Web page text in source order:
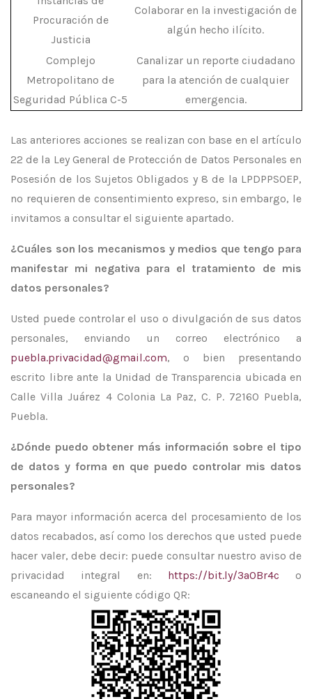
Procuración de
Justicia
Colaborar en la investigación de
algún hecho ilícito.
Complejo
Metropolitano de
Seguridad Pública C-5
Canalizar un reporte ciudadano
para la atención de cualquier
emergencia.
Las anteriores acciones se realizan con base en el artículo
22 de la Ley General de Protección de Datos Personales en
Posesión de los Sujetos Obligados y 8 de la LPDPPSOEP,
no requieren de consentimiento expreso, sin embargo, le
invitamos a consultar el siguiente apartado.
¿Cuáles son los mecanismos y medios que tengo para
manifestar mi negativa para el tratamiento de mis
datos personales?
Usted puede controlar el uso o divulgación de sus datos
personales, enviando un correo electrónico a
puebla.privacidad@gmail.com, o bien presentando
escrito libre ante la Unidad de Transparencia ubicada en
Calle Villa Juárez 4 Colonia La Paz, C. P. 72160 Puebla,
Puebla.
¿Dónde puedo obtener más información sobre el tipo
de datos y forma en que puedo controlar mis datos
personales?
Para mayor información acerca del procesamiento de los
datos recabados, así como los derechos que usted puede
hacer valer, debe decir: puede consultar nuestro aviso de
privacidad integral en: https://bit.ly/3a0Br4c o
escaneando el siguiente código QR: